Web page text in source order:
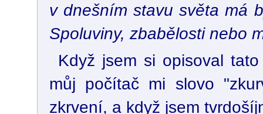
v dnešním stavu světa má
Spoluviny, zbabělosti nebo
Když jsem si opisoval
můj počítač mi slovo
zkrvení, a když jsem